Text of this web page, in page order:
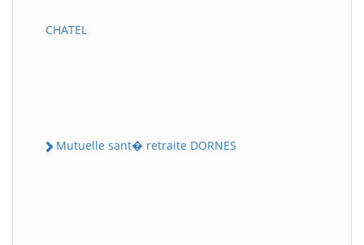
CHATEL
Mutuelle sant� retraite DORNES